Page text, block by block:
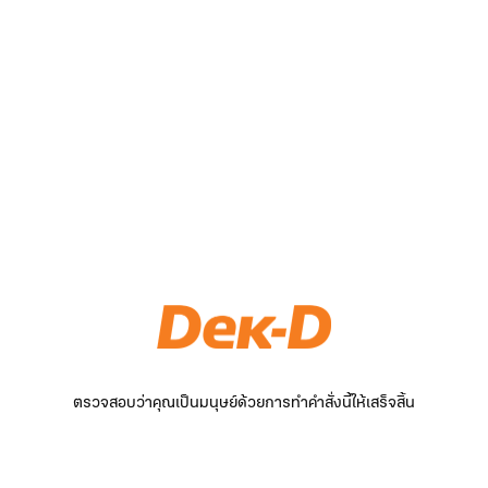
ตรวจสอบว่าคุณเป็นมนุษย์ด้วยการทำคำสั่งนี้ให้เสร็จสิ้น